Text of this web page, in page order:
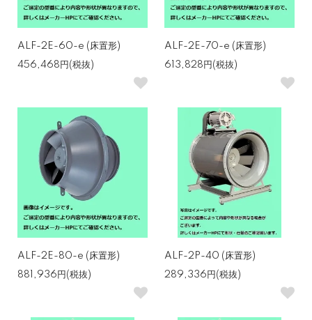
ALF-2E-60-e (床置形)
456,468円(税抜)
ALF-2E-70-e (床置形)
613,828円(税抜)
ALF-2E-80-e (床置形)
881,936円(税抜)
ALF-2P-40 (床置形)
289,336円(税抜)